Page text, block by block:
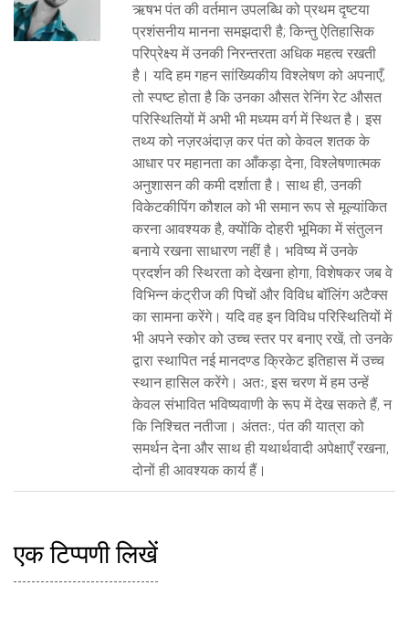
ऋषभ पंत की वर्तमान उपलब्धि को प्रथम दृष्टया
प्रशंसनीय मानना समझदारी है; किन्तु ऐतिहासिक
परिप्रेक्ष्य में उनकी निरन्तरता अधिक महत्व रखती
है। यदि हम गहन सांख्यिकीय विश्लेषण को अपनाएँ,
तो स्पष्ट होता है कि उनका औसत रेनिंग रेट औसत
परिस्थितियों में अभी भी मध्यम वर्ग में स्थित है। इस
तथ्य को नज़रअंदाज़ कर पंत को केवल शतक के
आधार पर महानता का आँकड़ा देना, विश्लेषणात्मक
अनुशासन की कमी दर्शाता है। साथ ही, उनकी
विकेटकीपिंग कौशल को भी समान रूप से मूल्यांकित
करना आवश्यक है, क्योंकि दोहरी भूमिका में संतुलन
बनाये रखना साधारण नहीं है। भविष्य में उनके
प्रदर्शन की स्थिरता को देखना होगा, विशेषकर जब वे
विभिन्न कंट्रीज की पिचों और विविध बॉलिंग अटैक्स
का सामना करेंगे। यदि वह इन विविध परिस्थितियों में
भी अपने स्कोर को उच्च स्तर पर बनाए रखें, तो उनके
द्वारा स्थापित नई मानदण्ड क्रिकेट इतिहास में उच्च
स्थान हासिल करेंगे। अतः, इस चरण में हम उन्हें
केवल संभावित भविष्यवाणी के रूप में देख सकते हैं, न
कि निश्चित नतीजा। अंततः, पंत की यात्रा को
समर्थन देना और साथ ही यथार्थवादी अपेक्षाएँ रखना,
दोनों ही आवश्यक कार्य हैं।
एक टिप्पणी लिखें